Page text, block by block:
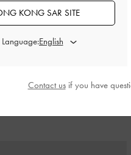
優雅肩揹，也可率性斜揹，
KONG SAR SITE
Contact usif you have